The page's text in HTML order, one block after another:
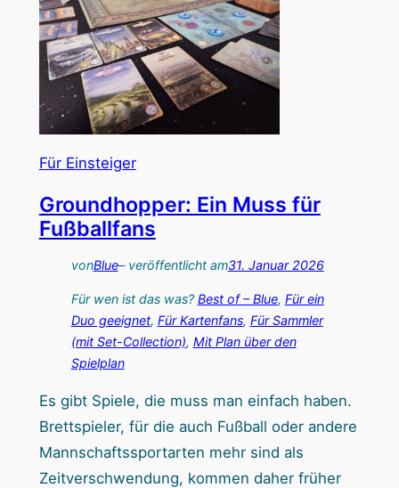
Für Einsteiger
Groundhopper: Ein Muss für
Fußballfans
vonBlue– veröffentlicht am31. Januar 2026
Für wen ist das was?Best of – Blue, Für ein
Duo geeignet, Für Kartenfans, Für Sammler
(mit Set-Collection), Mit Plan über den
Spielplan
Es gibt Spiele, die muss man einfach haben.
Brettspieler, für die auch Fußball oder andere
Mannschaftssportarten mehr sind als
Zeitverschwendung, kommen daher früher